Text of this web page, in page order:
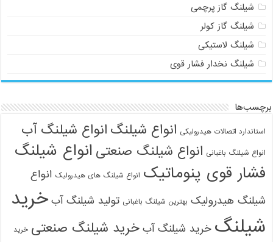
شیلنگ گاز پرچمی
شیلنگ گاز کولر
شیلنگ لاستیکی
شیلنگ نخدار فشار قوی
برچسب‌ها
استاندارد اتصالات هیدرولیکی انواع شیلنگ انواع شیلنگ آب
انواع شیلنگ باغبانی انواع شیلنگ صنعتی انواع شیلنگ
فشار قوی پنوماتیک انواع شیلنگ های هیدرولیک انواع
شیلنگ هیدرولیک بهترین شیلنگ باغبانی تولید شیلنگ آب خرید
شیلنگ خرید شیلنگ آب خرید شیلنگ صنعتی خرید